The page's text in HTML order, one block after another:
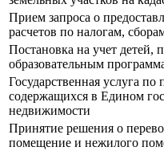
Прием запроса о
расчетов по налогам,
Постановка на учет
образовательным
Государственная услуга
содержащихся в Едином
недвижимости
Принятие решения о
помещение и нежилого